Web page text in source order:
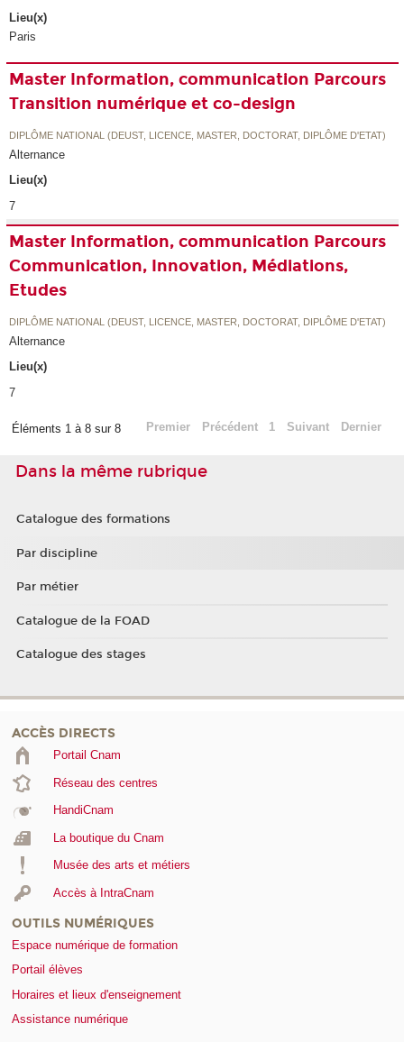
Lieu(x)
Paris
Master Information, communication Parcours
Transition numérique et co-design
DIPLÔME NATIONAL (DEUST, LICENCE, MASTER, DOCTORAT, DIPLÔME D'ETAT)
Alternance
Lieu(x)
7
Master Information, communication Parcours
Communication, Innovation, Médiations,
Etudes
DIPLÔME NATIONAL (DEUST, LICENCE, MASTER, DOCTORAT, DIPLÔME D'ETAT)
Alternance
Lieu(x)
7
Éléments 1 à 8 sur 8 Premier Précédent 1 Suivant Dernier
Dans la même rubrique
Catalogue des formations
Par discipline
Par métier
Catalogue de la FOAD
Catalogue des stages
ACCÈS DIRECTS
Portail Cnam
Réseau des centres
HandiCnam
La boutique du Cnam
Musée des arts et métiers
Accès à IntraCnam
OUTILS NUMÉRIQUES
Espace numérique de formation
Portail élèves
Horaires et lieux d'enseignement
Assistance numérique